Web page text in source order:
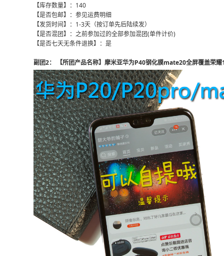
【库存数量】：140
【是否包邮】：参见运费明细
【发货时间】：1-3天（按订单先后陆续发）
【是否混团】：之前参加过的全部参加混团(单件计价)
【是否七天无条件退换】：是
副团2： 【所团产品名称】摩米亚华为P40钢化膜mate20全屏覆盖荣